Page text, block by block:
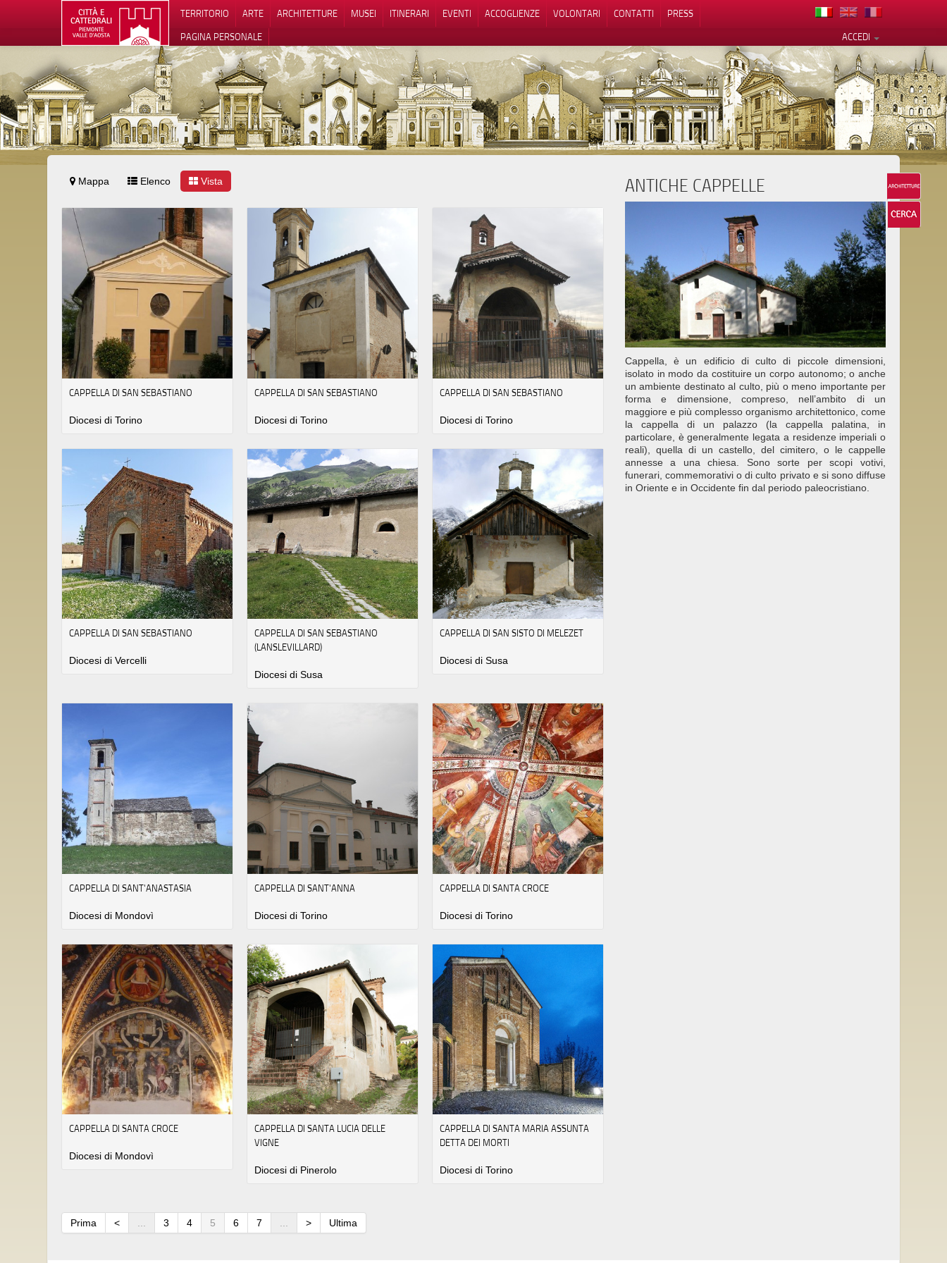
TERRITORIO ARTE ARCHITETTURE MUSEI ITINERARI EVENTI ACCOGLIENZE VOLONTARI CONTATTI
PRESS
ACCEDI
PAGINA PERSONALE
Mappa Elenco Vista
CAPPELLA DI SAN SEBASTIANO
Diocesi di Torino
CAPPELLA DI SAN SEBASTIANO
Diocesi di Torino
CAPPELLA DI SAN SEBASTIANO
Diocesi di Torino
CAPPELLA DI SAN SEBASTIANO
Diocesi di Vercelli
CAPPELLA DI SAN SEBASTIANO
(LANSLEVILLARD)
Diocesi di Susa
CAPPELLA DI SAN SISTO DI MELEZET
Diocesi di Susa
CAPPELLA DI SANT'ANASTASIA
Diocesi di Mondovì
CAPPELLA DI SANT'ANNA
Diocesi di Torino
CAPPELLA DI SANTA CROCE
Diocesi di Torino
CAPPELLA DI SANTA CROCE
Diocesi di Mondovì
CAPPELLA DI SANTA LUCIA DELLE
VIGNE
Diocesi di Pinerolo
CAPPELLA DI SANTA MARIA ASSUNTA
DETTA DEI MORTI
Diocesi di Torino
Prima < ... 3 4 5 6 7 ... > Ultima
ANTICHE CAPPELLE
Cappella, è un edificio di culto di piccole dimensioni,
isolato in modo da costituire un corpo autonomo; o anche
un ambiente destinato al culto, più o meno importante per
forma e dimensione, compreso, nell’ambito di un
maggiore e più complesso organismo architettonico, come
la cappella di un palazzo (la cappella palatina, in
particolare, è generalmente legata a residenze imperiali o
reali), quella di un castello, del cimitero, o le cappelle
annesse a una chiesa. Sono sorte per scopi votivi,
funerari, commemorativi o di culto privato e si sono diffuse
in Oriente e in Occidente fin dal periodo paleocristiano.
Le tue preferenze relative alla privacy